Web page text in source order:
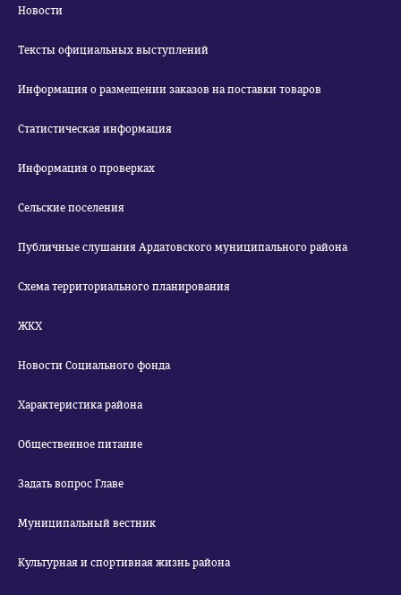
Новости
Тексты официальных выступлений
Информация о размещении заказов на поставки товаров
Статистическая информация
Информация о проверках
Сельские поселения
Публичные слушания Ардатовского муниципального района
Схема территориального планирования
ЖКХ
Новости Социального фонда
Характеристика района
Общественное питание
Задать вопрос Главе
Муниципальный вестник
Культурная и спортивная жизнь района